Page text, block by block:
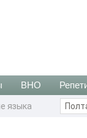
ВНО
языка